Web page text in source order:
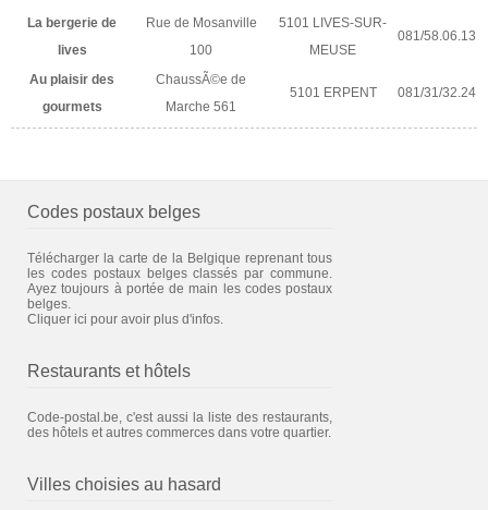
La bergerie de
lives
Rue de Mosanville
100
5101 LIVES-SUR-
MEUSE
081/58.06.13
Au plaisir des
gourmets
ChaussÃ©e de
Marche 561
5101 ERPENT 081/31/32.24
Codes postaux belges
Télécharger la carte de la Belgique reprenant tous
les codes postaux belges classés par commune.
Ayez toujours à portée de main les codes postaux
belges.
Cliquer ici pour avoir plus d'infos.
Restaurants et hôtels
Code-postal.be, c'est aussi la liste des restaurants,
des hôtels et autres commerces dans votre quartier.
Villes choisies au hasard